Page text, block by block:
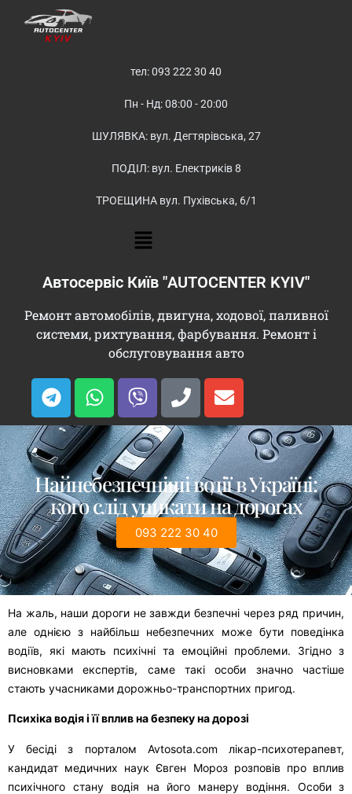
тел: 093 222 30 40
Пн - Нд: 08:00 - 20:00
ШУЛЯВКА: вул. Дегтярівська, 27
ПОДІЛ: вул. Електриків 8
ТРОЕЩИНА вул. Пухівська, 6/1
Автосервіс Київ "AUTOCENTER KYIV"
Ремонт автомобілів, двигуна, ходової, паливної
системи, рихтування, фарбування. Ремонт і
обслуговування авто
Найнебезпечніші водії в Україні:
кого слід уникати на дорогах
093 222 30 40
На жаль, наши дороги не завжди безпечні через ряд причин,
але однією з найбільш небезпечних може бути поведінка
водіїв, які мають психічні та емоційні проблеми. Згідно з
висновками експертів, саме такі особи значно частіше
стають учасниками дорожньо-транспортних пригод.
Психіка водія і її вплив на безпеку на дорозі
У бесіді з порталом Avtosota.com лікар-психотерапевт,
кандидат медичних наук Євген Мороз розповів про вплив
психічного стану водія на його манеру водіння. Особи з